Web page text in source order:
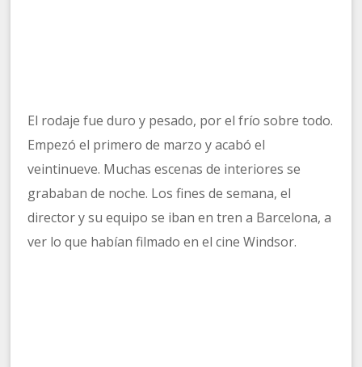
El rodaje fue duro y pesado, por el frío sobre todo.
Empezó el primero de marzo y acabó el
veintinueve. Muchas escenas de interiores se
grababan de noche. Los fines de semana, el
director y su equipo se iban en tren a Barcelona, a
ver lo que habían filmado en el cine Windsor.